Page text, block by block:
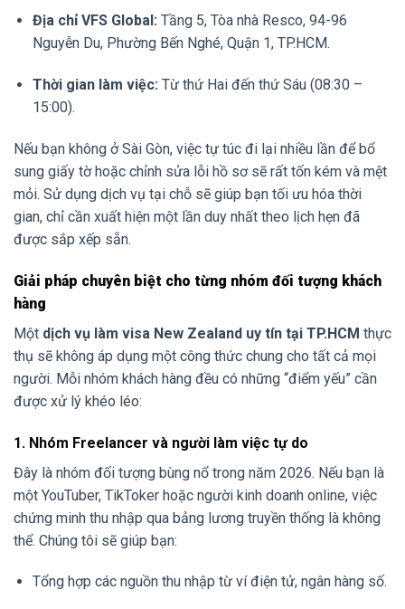
Địa chỉ VFS Global: Tầng 5, Tòa nhà Resco, 94-96
Nguyễn Du, Phường Bến Nghé, Quận 1, TP.HCM.
Thời gian làm việc: Từ thứ Hai đến thứ Sáu (08:30 –
15:00).
Nếu bạn không ở Sài Gòn, việc tự túc đi lại nhiều lần để bổ
sung giấy tờ hoặc chỉnh sửa lỗi hồ sơ sẽ rất tốn kém và mệt
mỏi. Sử dụng dịch vụ tại chỗ sẽ giúp bạn tối ưu hóa thời
gian, chỉ cần xuất hiện một lần duy nhất theo lịch hẹn đã
được sắp xếp sẵn.
Giải pháp chuyên biệt cho từng nhóm đối tượng khách
hàng
Một dịch vụ làm visa New Zealand uy tín tại TP.HCM thực
thụ sẽ không áp dụng một công thức chung cho tất cả mọi
người. Mỗi nhóm khách hàng đều có những “điểm yếu” cần
được xử lý khéo léo:
1. Nhóm Freelancer và người làm việc tự do
Đây là nhóm đối tượng bùng nổ trong năm 2026. Nếu bạn là
một YouTuber, TikToker hoặc người kinh doanh online, việc
chứng minh thu nhập qua bảng lương truyền thống là không
thể. Chúng tôi sẽ giúp bạn:
Tổng hợp các nguồn thu nhập từ ví điện tử, ngân hàng số.